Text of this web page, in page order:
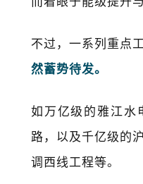
不过，一系列重点
然蓄势待发。
如万亿级的雅江水
路，以及千亿级的
调西线工程等。